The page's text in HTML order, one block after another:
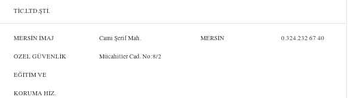
TİC.LTD.ŞTİ.
MERSİN İMAJ
ÖZEL GÜVENLİK
EĞİTİM VE
KORUMA HİZ.
Cami Şerif Mah.
Mücahitler Cad. No:8/2
MERSİN 0.324.232 67 40